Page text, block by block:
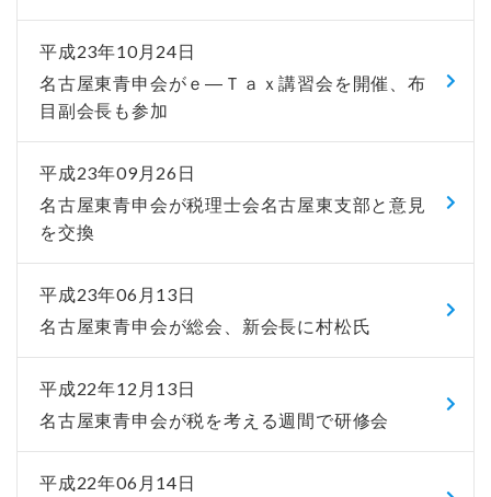
平成23年10月24日
名古屋東青申会がｅ―Ｔａｘ講習会を開催、布
目副会長も参加
平成23年09月26日
名古屋東青申会が税理士会名古屋東支部と意見
を交換
平成23年06月13日
名古屋東青申会が総会、新会長に村松氏
平成22年12月13日
名古屋東青申会が税を考える週間で研修会
平成22年06月14日